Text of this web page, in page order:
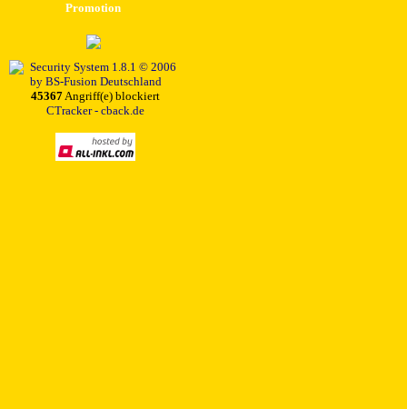
Promotion
45367Angriff(e) blockiert
CTracker - cback.de